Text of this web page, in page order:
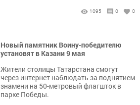
1095 0 0
Новый памятник Воину-победителю
установят в Казани 9 мая
Жители столицы Татарстана смогут
через интернет наблюдать за поднятием
знамени на 50-метровый флагшток в
парке Победы.